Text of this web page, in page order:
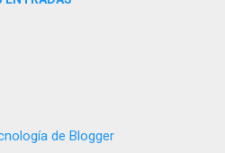
de Blogger